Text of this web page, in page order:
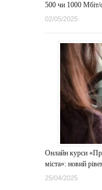
500 чи 1000 Мбіт/
02/05/2025
Онлайн курси
міста»: новий
25/04/2025